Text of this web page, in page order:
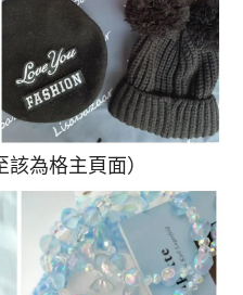
該為格主頁面）